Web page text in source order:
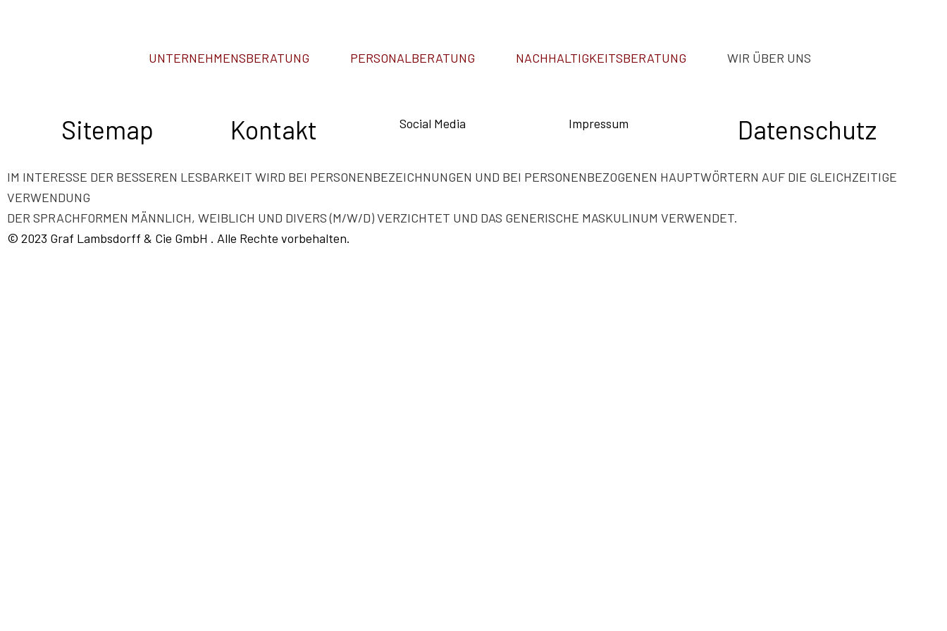
UNTERNEHMENSBERATUNG PERSONALBERATUNG NACHHALTIGKEITSBERATUNG WIR ÜBER UNS
Sitemap Kontakt Social Media Impressum Datenschutz
IM INTERESSE DER BESSEREN LESBARKEIT WIRD BEI PERSONENBEZEICHNUNGEN UND BEI PERSONENBEZOGENEN HAUPTWÖRTERN AUF DIE GLEICHZEITIGE
VERWENDUNG
DER SPRACHFORMEN MÄNNLICH, WEIBLICH UND DIVERS (M/W/D) VERZICHTET UND DAS GENERISCHE MASKULINUM VERWENDET.
© 2023 Graf Lambsdorff & Cie GmbH . Alle Rechte vorbehalten.